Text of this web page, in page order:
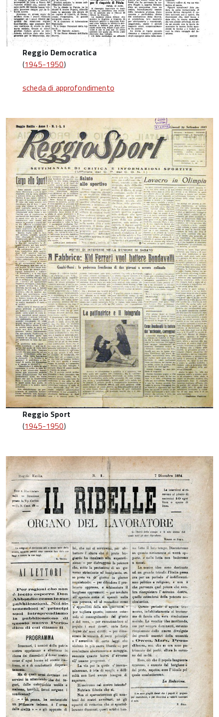
Reggio Democratica
(1945-1950)
scheda di approfondimento
Reggio Sport
(1945-1950)